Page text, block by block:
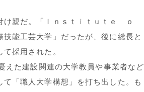
け親だ。「Ｉｎｓｔｉｔｕｔｅ ｏ
能工芸大学」だったが、後に総長と
採用された。
た建設関連の大学教員や事業者など
「職人大学構想」を打ち出した。も